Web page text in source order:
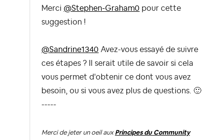
Merci @Stephen-Graham0 pour cette
suggestion !
@Sandrine1340 Avez-vous essayé de suivre
ces étapes ? Il serait utile de savoir si cela
vous permet d'obtenir ce dont vous avez
besoin, ou si vous avez plus de questions. 🙂
-----
Merci de jeter un oeil aux Principes du Community